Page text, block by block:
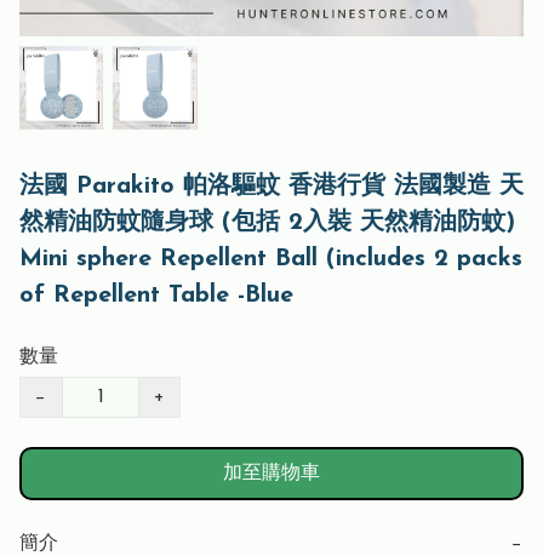
法國 Parakito 帕洛驅蚊 香港行貨 法國製造 天
然精油防蚊隨身球 (包括 2入裝 天然精油防蚊)
Mini sphere Repellent Ball (includes 2 packs
of Repellent Table -Blue
數量
− +
加至購物車
簡介 −